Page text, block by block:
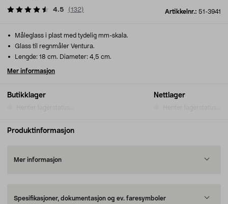
Artikkelnr.: 51-3941
4.5 (132)
Butikklager Nettlager
Måleglass i plast med tydelig mm-skala.
Glass til regnmåler Ventura.
Lengde: 18 cm. Diameter: 4,5 cm.
Mer informasjon
Produktinformasjon
Mer informasjon
Spesifikasjoner, dokumentasjon og ev. faresymboler